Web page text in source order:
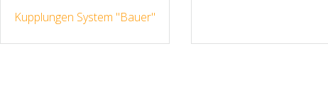
Kupplungen System "Bauer"